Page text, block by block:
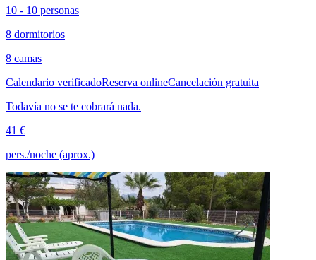
10 - 10 personas
8 dormitorios
8 camas
Calendario verificadoReserva onlineCancelación gratuita
Todavía no se te cobrará nada.
41 €
pers./noche (aprox.)